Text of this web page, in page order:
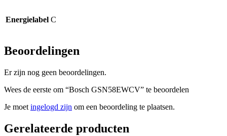
Energielabel C
Beoordelingen
Er zijn nog geen beoordelingen.
Wees de eerste om “Bosch GSN58EWCV” te beoordelen
Je moet ingelogd zijn om een beoordeling te plaatsen.
Gerelateerde producten